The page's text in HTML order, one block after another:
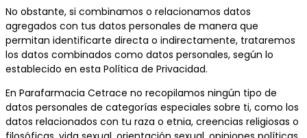
No obstante, si combinamos o relacionamos datos
agregados con tus datos personales de manera que
permitan identificarte directa o indirectamente, trataremos
los datos combinados como datos personales, según lo
establecido en esta Política de Privacidad.
En Parafarmacia Cetrace no recopilamos ningún tipo de
datos personales de categorías especiales sobre ti, como los
datos relacionados con tu raza o etnia, creencias religiosas o